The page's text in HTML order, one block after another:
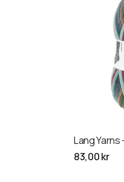
Lang
Normalpris
83,00 kr